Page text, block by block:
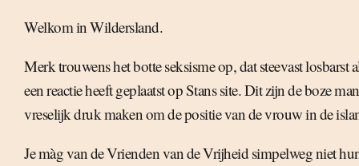
Welkom in Wildersland.
Merk trouwens het botte seksisme op, dat steevast losbarst
een reactie heeft geplaatst op Stans site. Dit zijn de boze
vreselijk druk maken om de positie van de vrouw in de
Je màg van de Vrienden van de Vrijheid simpelweg niet